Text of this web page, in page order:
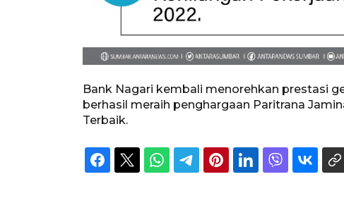
Bank Nagari kembali menorehkan prestasi
berhasil meraih penghargaan Paritrana
Terbaik.